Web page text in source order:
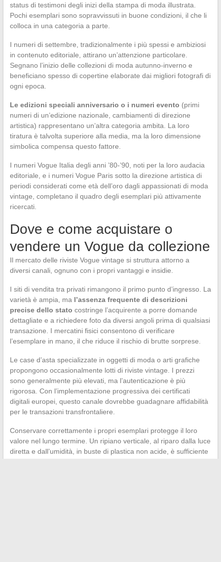
status di testimoni degli inizi della stampa di moda illustrata.
Pochi esemplari sono sopravvissuti in buone condizioni, il che li
colloca in una categoria a parte.
I numeri di settembre, tradizionalmente i più spessi e ambiziosi
in contenuto editoriale, attirano un’attenzione particolare.
Segnano l’inizio delle collezioni di moda autunno-inverno e
beneficiano spesso di copertine elaborate dai migliori fotografi di
ogni epoca.
Le edizioni speciali anniversario o i numeri evento (primi
numeri di un’edizione nazionale, cambiamenti di direzione
artistica) rappresentano un’altra categoria ambita. La loro
tiratura è talvolta superiore alla media, ma la loro dimensione
simbolica compensa questo fattore.
I numeri Vogue Italia degli anni ’80-’90, noti per la loro audacia
editoriale, e i numeri Vogue Paris sotto la direzione artistica di
periodi considerati come età dell’oro dagli appassionati di moda
vintage, completano il quadro degli esemplari più attivamente
ricercati.
Dove e come acquistare o
vendere un Vogue da collezione
Il mercato delle riviste Vogue vintage si struttura attorno a
diversi canali, ognuno con i propri vantaggi e insidie.
I siti di vendita tra privati rimangono il primo punto d’ingresso. La
varietà è ampia, ma l’assenza frequente di descrizioni
precise dello stato costringe l’acquirente a porre domande
dettagliate e a richiedere foto da diversi angoli prima di qualsiasi
transazione. I mercatini fisici consentono di verificare
l’esemplare in mano, il che riduce il rischio di brutte sorprese.
Le case d’asta specializzate in oggetti di moda o arti grafiche
propongono occasionalmente lotti di riviste vintage. I prezzi
sono generalmente più elevati, ma l’autenticazione è più
rigorosa. Con l’implementazione progressiva dei certificati
digitali europei, questo canale dovrebbe guadagnare affidabilità
per le transazioni transfrontaliere.
Conservare correttamente i propri esemplari protegge il loro
valore nel lungo termine. Un ripiano verticale, al riparo dalla luce
diretta e dall’umidità, in buste di plastica non acide, è sufficiente